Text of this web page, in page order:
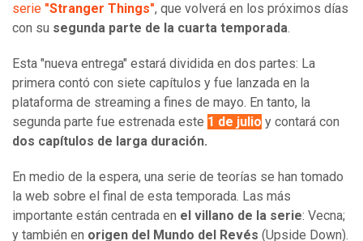
serie "Stranger Things", que volverá en los próximos días
con su segunda parte de la cuarta temporada.
Esta "nueva entrega" estará dividida en dos partes: La
primera contó con siete capítulos y fue lanzada en la
plataforma de streaming a fines de mayo. En tanto, la
segunda parte fue estrenada este 1 de julio y contará con
dos capítulos de larga duración.
​En medio de la espera, una serie de teorías se han tomado
la web sobre el final de esta temporada. Las más
importante están centrada en el villano de la serie: Vecna;
y también en origen del Mundo del Revés (Upside Down).